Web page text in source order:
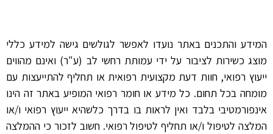
המידע והתכנים באתר נועדו לאפשר לגולשים גישה למידע כללי
מוצג כשירות לציבור על ידי עמותת רחשי לב (ע"ר) ואינם מהווים
ייעוץ רפואי, חוות דעת מקצועית רפואית או תחליף להתייעצות עם
מומחה בכל תחום. כל מידע או חומר רפואי המופיע באתר זה הינו
אינפורמטיבי בלבד ואין לראות בו בדרך כלשהיא ייעוץ רפואי ו/או
המלצה לטיפול ו/או תחליף לטיפול רפואי. חשוב לזכור כי ההמלצה